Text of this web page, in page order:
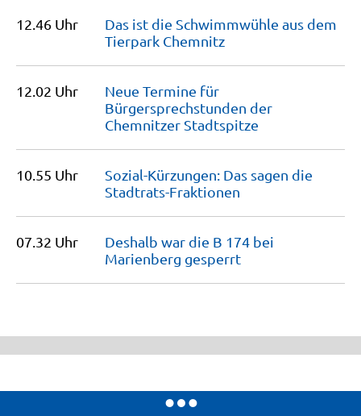
12.46 Uhr
Das ist die Schwimmwühle aus dem
Tierpark Chemnitz
12.02 Uhr
Neue Termine für
Bürgersprechstunden der
Chemnitzer Stadtspitze
10.55 Uhr
Sozial-Kürzungen: Das sagen die
Stadtrats-Fraktionen
07.32 Uhr
Deshalb war die B 174 bei
Marienberg gesperrt